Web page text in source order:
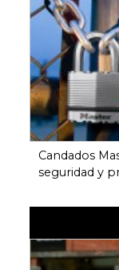
Candados
seguridad y